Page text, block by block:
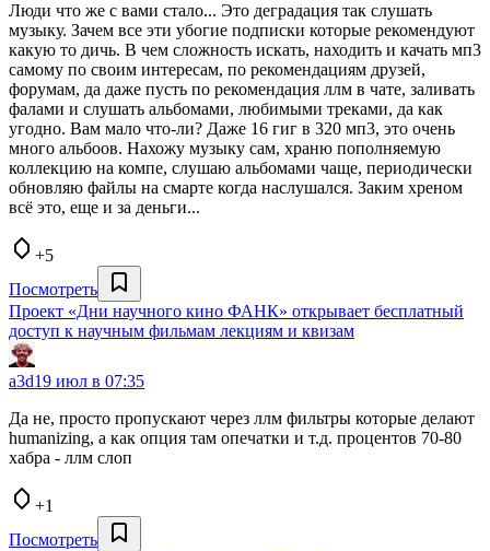
Люди что же с вами стало... Это деградация так слушать
музыку. Зачем все эти убогие подписки которые рекомендуют
какую то дичь. В чем сложность искать, находить и качать мп3
самому по своим интересам, по рекомендациям друзей,
форумам, да даже пусть по рекомендация ллм в чате, заливать
фалами и слушать альбомами, любимыми треками, да как
угодно. Вам мало что-ли? Даже 16 гиг в 320 мп3, это очень
много альбоов. Нахожу музыку сам, храню пополняемую
коллекцию на компе, слушаю альбомами чаще, периодически
обновляю файлы на смарте когда наслушался. Заким хреном
всё это, еще и за деньги...
+5
Посмотреть
Проект «Дни научного кино ФАНК» открывает бесплатный
доступ к научным фильмам лекциям и квизам
a3d19 июл в 07:35
Да не, просто пропускают через ллм фильтры которые делают
humanizing, а как опция там опечатки и т.д. процентов 70-80
хабра - ллм слоп
+1
Посмотреть